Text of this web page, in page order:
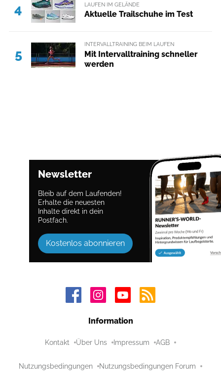
4 LAUFEN IM GELÄNDE
Aktuelle Trailschuhe im Test
5
INTERVALLTRAINING BEIM LAUFEN
Mit Intervalltraining schneller
werden
Newsletter
Bleib auf dem Laufenden!
Erhalte die neuesten
Inhalte direkt in dein
Postfach.
Kostenlos abonnieren
Information
Kontakt Über Uns Impressum AGB
Nutzungsbedingungen Nutzungsbedingungen Forum